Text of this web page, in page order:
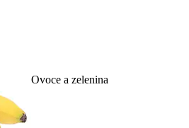
Ovoce a zelenina